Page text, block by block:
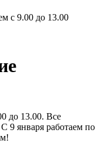
с 9.00 до 13.00
до 13.00. Все
9 января работаем по